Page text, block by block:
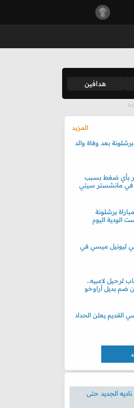
هدافين
المزيد
بعد وفاة والد
بأي ضغط بسبب
في مانشستر سيتي
برشلونة
الودية اليوم
ليونيل ميسي في
لرحيل لاعبيه..
ضم بديل أراوخو
القديم يعلن الحداد
الجديد حتى